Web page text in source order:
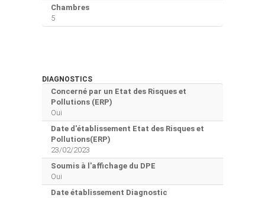
Chambres
5
DIAGNOSTICS
Concerné par un Etat des Risques et
Pollutions (ERP)
Oui
Date d'établissement Etat des Risques et
Pollutions(ERP)
23/02/2023
Soumis à l'affichage du DPE
Oui
Date établissement Diagnostic